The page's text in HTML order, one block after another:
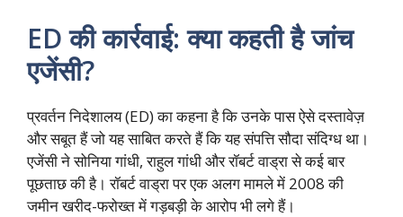
ED की कार्रवाई: क्या कहती है जांच
एजेंसी?
प्रवर्तन निदेशालय (ED) का कहना है कि उनके पास ऐसे दस्तावेज़
और सबूत हैं जो यह साबित करते हैं कि यह संपत्ति सौदा संदिग्ध था।
एजेंसी ने सोनिया गांधी, राहुल गांधी और रॉबर्ट वाड्रा से कई बार
पूछताछ की है। रॉबर्ट वाड्रा पर एक अलग मामले में 2008 की
जमीन खरीद-फरोख्त में गड़बड़ी के आरोप भी लगे हैं।